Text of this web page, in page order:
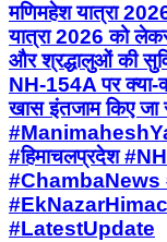
मणिमहेश यात्रा
यात्रा 2026 को
और श्रद्धालुओं की
NH-154A पर क्या-
खास इंतजाम किए जा
#हिमाचलप्रदेश
#LatestUpdate